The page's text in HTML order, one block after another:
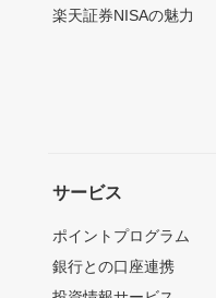
楽天証券NISAの魅力
サービス
ポイントプログラム
銀行との口座連携